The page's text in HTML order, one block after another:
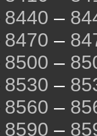
8440 –
8470 –
8500 –
8530 –
8560 –
8590 –